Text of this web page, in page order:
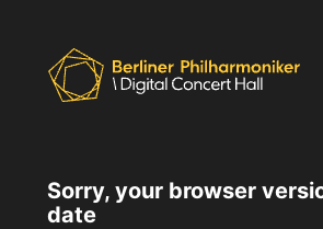
Sorry, your browser
date